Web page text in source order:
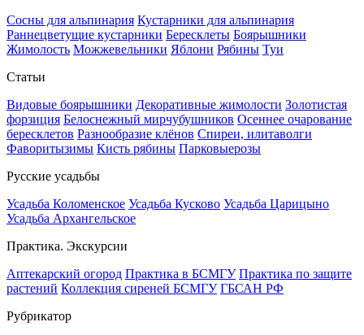
Сосны для альпинария Кустарники для альпинария
Раннецветущие кустарники Бересклеты Боярышники
Жимолость Можжевельники Яблони Рябины Туи
Статьи
Видовые боярышники Декоративные жимолости Золотистая
форзиция Белоснежный мирчубушников Осеннее очарование
бересклетов Разнообразие клёнов Спиреи, илитаволги
Фаворитызимы Кисть рябины Парковыерозы
Русские усадьбы
Усадьба Коломенское Усадьба Кусково Усадьба Царицыно
Усадьба Архангельское
Практика. Экскурсии
Аптекарский огород Практика в БСМГУ Практика по защите
растений Коллекция сиреней БСМГУ ГБСАН РФ
Рубрикатор